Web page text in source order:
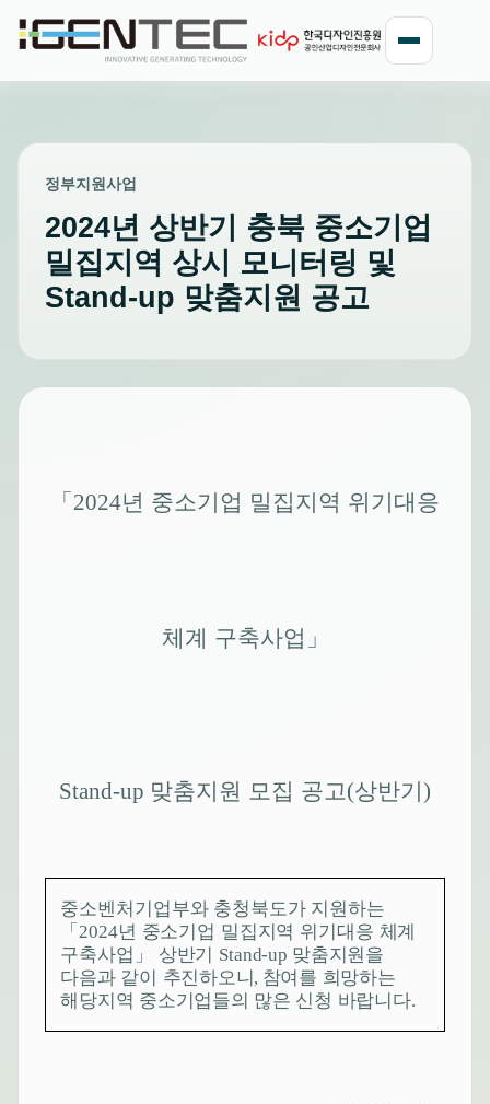
정부지원사업
2024년 상반기 충북 중소기업
밀집지역 상시 모니터링 및
Stand-up 맞춤지원 공고
「 2024년 중소기업 밀집지역 위기대응
체계 구축사업 」
Stand-up 맞춤지원 모집 공고(상반기 )
중소벤처기업부와 충청북도가 지원하는
「2024년 중소기업 밀집지역 위기대응 체계
구축사업 」 상반기 Stand-up 맞춤지원을
다음과 같이 추진하오니, 참여를 희망하는
해당지역 중소기업들의 많은 신청 바랍니다.